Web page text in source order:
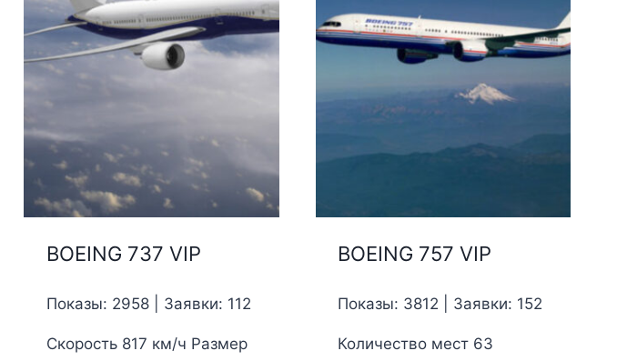
BOEING 737 VIP
Показы: 2958 | Заявки: 112
Скорость 817 км/ч Размер
BOEING 757 VIP
Показы: 3812 | Заявки: 152
Количество мест 63